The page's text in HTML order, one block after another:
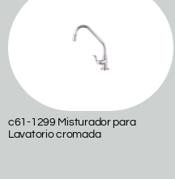
c61-1299 Misturador para
Lavatorio cromada